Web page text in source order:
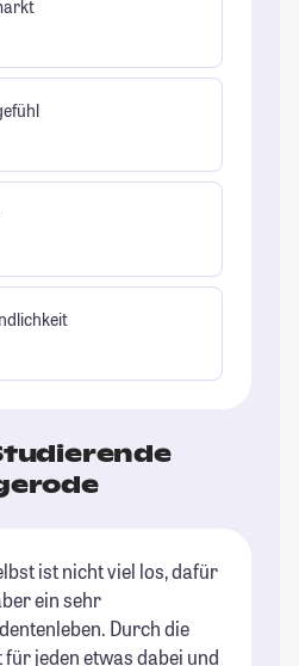
ist nicht viel los, dafür
ein sehr
Durch die
jeden etwas dabei und